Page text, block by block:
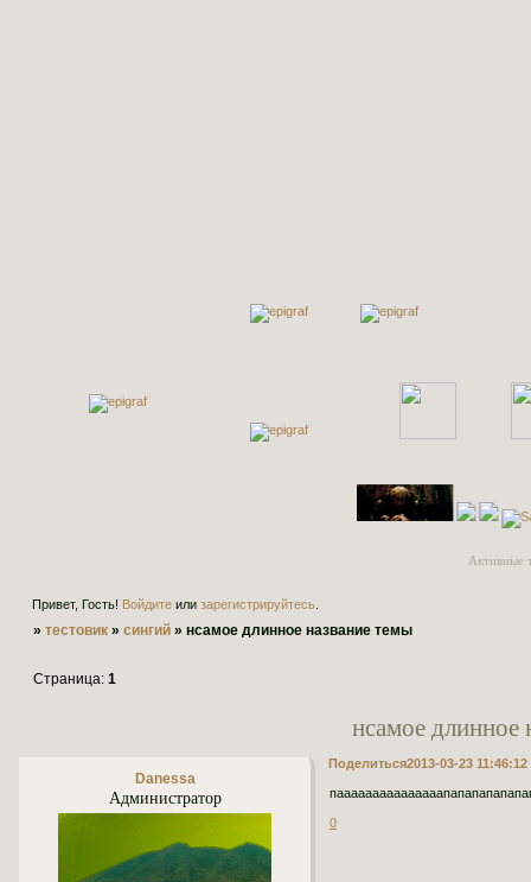
Активные
Привет, Гость! Войдите или зарегистрируйтесь
»тестовик »сингий »нсамое длинное название темы
нсамое длинное
Страница:1
Поделиться2013-03-23 11:46:12
Danessa
Администратор
0